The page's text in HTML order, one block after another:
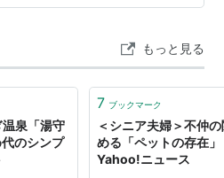
だ。 モッツァバーガー・スー
ロ…
もっと見る
泉「湯守
のシンプ
7 ブックマーク
＜シニア夫婦＞不仲
める「ペットの存在
Yahoo!ニュース